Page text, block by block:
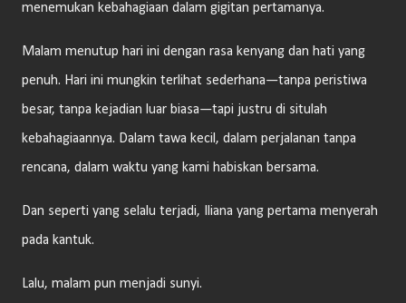
menemukan kebahagiaan dalam gigitan pertamanya.
Malam menutup hari ini dengan rasa kenyang dan hati yang
penuh. Hari ini mungkin terlihat sederhana—tanpa peristiwa
besar, tanpa kejadian luar biasa—tapi justru di situlah
kebahagiaannya. Dalam tawa kecil, dalam perjalanan tanpa
rencana, dalam waktu yang kami habiskan bersama.
Dan seperti yang selalu terjadi, Iliana yang pertama menyerah
pada kantuk.
Lalu, malam pun menjadi sunyi.